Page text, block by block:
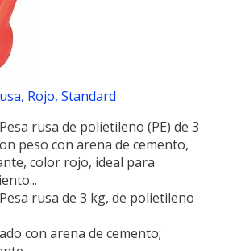
Rojo, Standard
rusa de polietileno (PE) de 3
peso con arena de cemento,
color rojo, ideal para
rusa de 3 kg, de polietileno
con arena de cemento;